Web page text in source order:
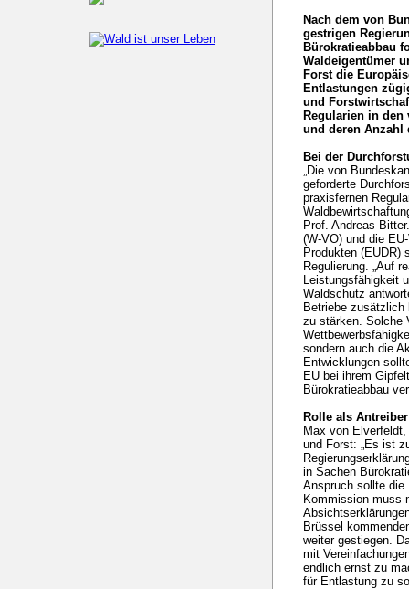
Nach dem von
gestrigen
Bürokratieabbau
Waldeigentümer
Forst die
Entlastungen
und
Regularien in den
und deren Anzahl
Bei der
„Die von
geforderte
praxisfernen
Prof. Andreas
(W-VO) und die
Produkten (EUDR)
Regulierung. „Auf
Leistungsfähigkeit
Waldschutz
Betriebe zusätzlich
zu stärken. Solche
sondern auch die
Entwicklungen
EU bei ihrem
Bürokratieabbau
Rolle als
Max von
und Forst: „Es ist
in Sachen
Anspruch sollte die
Kommission muss
Brüssel
weiter gestiegen.
mit
endlich ernst zu
für Entlastung zu